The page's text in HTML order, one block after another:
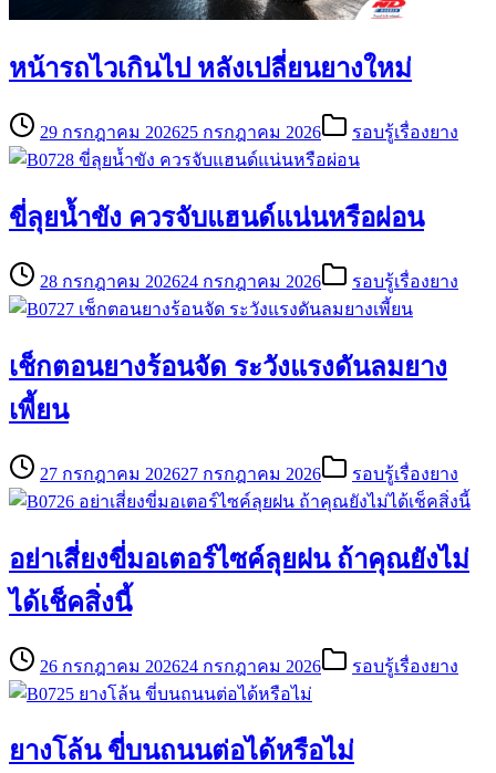
หน้ารถไวเกินไป หลังเปลี่ยนยางใหม่
29 กรกฎาคม 202625 กรกฎาคม 2026 รอบรู้เรื่องยาง
ขี่ลุยน้ำขัง ควรจับแฮนด์แน่นหรือผ่อน
28 กรกฎาคม 202624 กรกฎาคม 2026 รอบรู้เรื่องยาง
เช็กตอนยางร้อนจัด ระวังแรงดันลมยาง
เพี้ยน
27 กรกฎาคม 202627 กรกฎาคม 2026 รอบรู้เรื่องยาง
อย่าเสี่ยงขี่มอเตอร์ไซค์ลุยฝน ถ้าคุณยังไม่
ได้เช็คสิ่งนี้
26 กรกฎาคม 202624 กรกฎาคม 2026 รอบรู้เรื่องยาง
ยางโล้น ขี่บนถนนต่อได้หรือไม่